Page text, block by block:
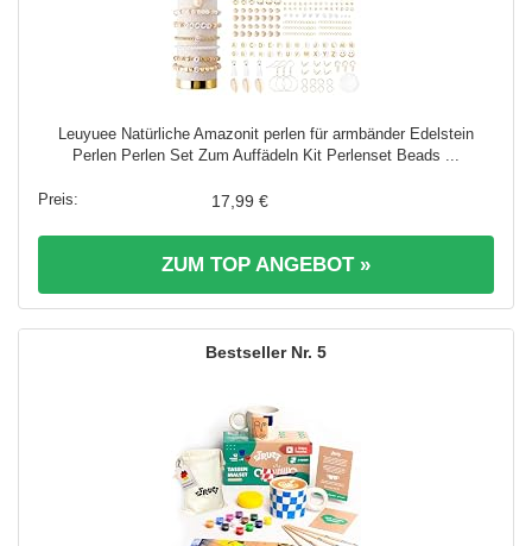
Leuyuee Natürliche Amazonit perlen für armbänder Edelstein
Perlen Perlen Set Zum Auffädeln Kit Perlenset Beads ...
17,99 €
ZUM TOP ANGEBOT »
5